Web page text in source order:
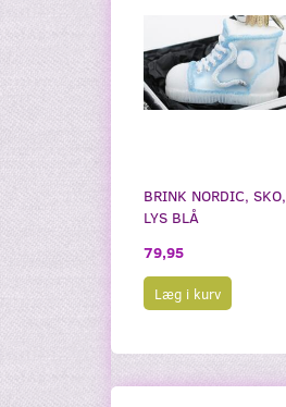
BRINK NORDIC, SKO,
LYS BLÅ
79,95
Læg i kurv